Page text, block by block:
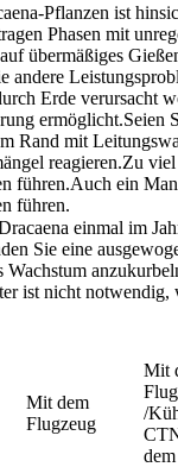
Pflanzen ist
Phasen mit
übermäßiges
andere
Erde verursacht
ermöglicht.Seien
Rand mit
reagieren.Zu
führen.Auch ein
führen.
einmal im
Sie eine
Wachstum
ist nicht notwendig,
Mit dem
Flugzeug
Mit
/